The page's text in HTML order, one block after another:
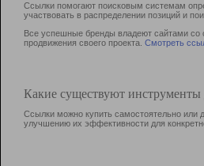
Ссылки помогают поисковым системам
участвовать в раcпределении позиций и
Все успешные бренды владеют сайтами со
продвижения своего проекта. Смотреть
Какие существуют
Ссылки можно купить самостоятельно или
улучшению их эффективности для